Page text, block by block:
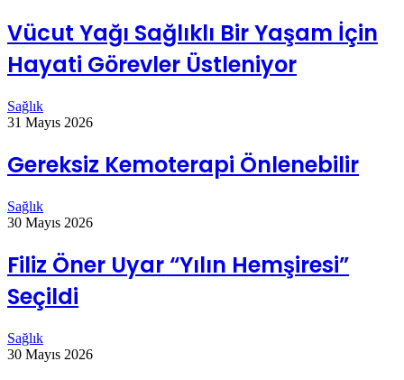
Vücut Yağı Sağlıklı Bir Yaşam İçin
Hayati Görevler Üstleniyor
Sağlık
31 Mayıs 2026
Gereksiz Kemoterapi Önlenebilir
Sağlık
30 Mayıs 2026
Filiz Öner Uyar “Yılın Hemşiresi”
Seçildi
Sağlık
30 Mayıs 2026